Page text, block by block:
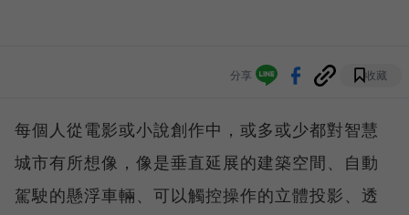
分享 收藏
每個人從電影或小說創作中，或多或少都對智慧
城市有所想像，像是垂直延展的建築空間、自動
駕駛的懸浮車輛、可以觸控操作的立體投影、透